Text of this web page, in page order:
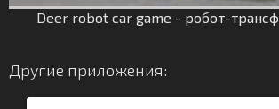
Deer robot car game - робот-
Другие приложения: